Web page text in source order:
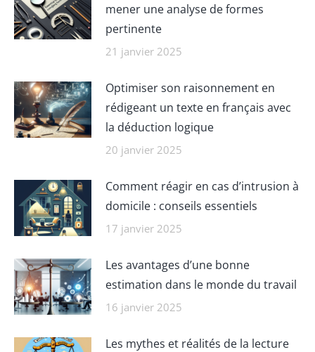
mener une analyse de formes
pertinente
21 janvier 2025
Optimiser son raisonnement en
rédigeant un texte en français avec
la déduction logique
20 janvier 2025
Comment réagir en cas d’intrusion à
domicile : conseils essentiels
17 janvier 2025
Les avantages d’une bonne
estimation dans le monde du travail
16 janvier 2025
Les mythes et réalités de la lecture